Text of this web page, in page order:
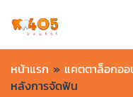
หน้าแรก » แคตตาล็อกออ
หลังการจัดฟัน